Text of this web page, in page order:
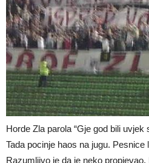
Horde Zla parola “Gje god bili
Tada pocinje haos na jugu. Pesnice
Razumljivo je da je neko